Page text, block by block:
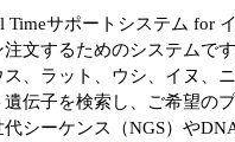
Timeサポートシステム for
文するためのシステムです
ス、ラット、ウシ、イヌ、
遺伝子を検索し、ご希望の
代シーケンス（NGS）や